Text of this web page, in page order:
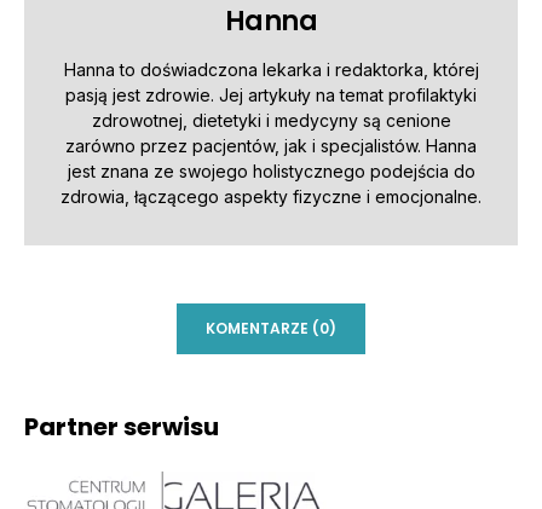
Hanna
Hanna to doświadczona lekarka i redaktorka, której
pasją jest zdrowie. Jej artykuły na temat profilaktyki
zdrowotnej, dietetyki i medycyny są cenione
zarówno przez pacjentów, jak i specjalistów. Hanna
jest znana ze swojego holistycznego podejścia do
zdrowia, łączącego aspekty fizyczne i emocjonalne.
KOMENTARZE (0)
Partner serwisu